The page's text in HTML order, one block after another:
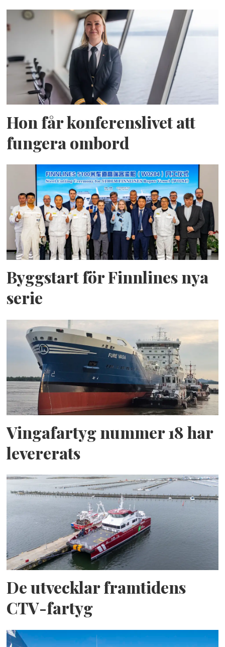
Hon får konferenslivet att
fungera ombord
Byggstart för Finnlines nya
serie
Vingafartyg nummer 18 har
levererats
De utvecklar framtidens
CTV-fartyg